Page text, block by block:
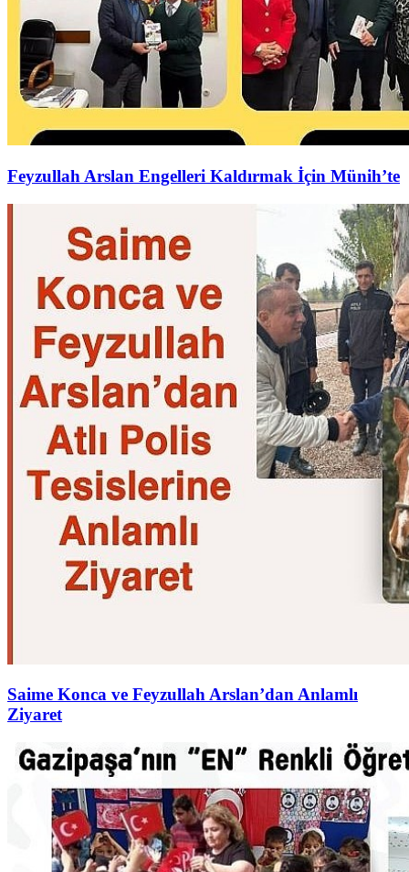
Feyzullah Arslan Engelleri Kaldırmak İçin Münih’te
Saime Konca ve Feyzullah Arslan’dan Anlamlı
Ziyaret